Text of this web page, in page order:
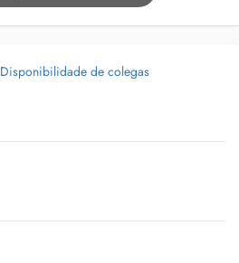
Disponibilidade de colegas